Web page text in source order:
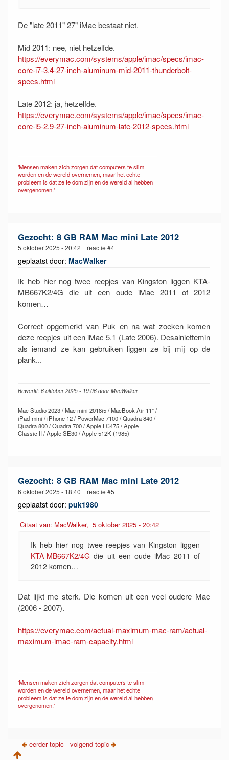
De "late 2011" 27" iMac bestaat niet.
Mid 2011: nee, niet hetzelfde.
https://everymac.com/systems/apple/imac/specs/imac-
core-i7-3.4-27-inch-aluminum-mid-2011-thunderbolt-
specs.html
Late 2012: ja, hetzelfde.
https://everymac.com/systems/apple/imac/specs/imac-
core-i5-2.9-27-inch-aluminum-late-2012-specs.html
'Mensen maken zich zorgen dat computers te slim
worden en de wereld overnemen, maar het echte
probleem is dat ze te dom zijn en de wereld al hebben
overgenomen.'
Gezocht: 8 GB RAM Mac mini Late 2012
5 oktober 2025 - 20:42 reactie #4
geplaatst door: MacWalker
Ik heb hier nog twee reepjes van Kingston liggen KTA-
MB667K2/4G die uit een oude iMac 2011 of 2012
komen…
Correct opgemerkt van Puk en na wat zoeken komen
deze reepjes uit een iMac 5.1 (Late 2006). Desalniettemin
als iemand ze kan gebruiken liggen ze bij mij op de
plank...
Bewerkt: 6 oktober 2025 - 19:06 door MacWalker
Mac Studio 2023 / Mac mini 2018i5 / MacBook Air 11" /
iPad-mini / iPhone 12 / PowerMac 7100 / Quadra 840 /
Quadra 800 / Quadra 700 / Apple LC475 / Apple
Classic II / Apple SE30 / Apple 512K (1985)
Gezocht: 8 GB RAM Mac mini Late 2012
6 oktober 2025 - 18:40 reactie #5
geplaatst door: puk1980
Citaat van: MacWalker, 5 oktober 2025 - 20:42
Ik heb hier nog twee reepjes van Kingston liggen
KTA-MB667K2/4G die uit een oude iMac 2011 of
2012 komen…
Dat lijkt me sterk. Die komen uit een veel oudere Mac
(2006 - 2007).
https://everymac.com/actual-maximum-mac-ram/actual-
maximum-imac-ram-capacity.html
'Mensen maken zich zorgen dat computers te slim
worden en de wereld overnemen, maar het echte
probleem is dat ze te dom zijn en de wereld al hebben
overgenomen.'
eerder topic volgend topic